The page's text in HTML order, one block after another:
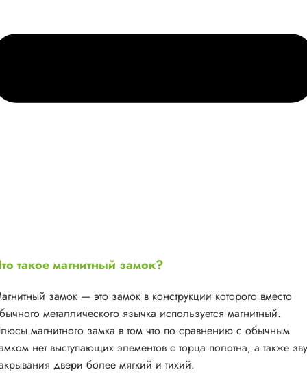
такое магнитный замок?
замок — это замок в конструкции которого вместо
металлического язычка используется магнитный.
магнитного замка в том что по сравнению с обычным
нет выступающих элементов с торца полотна, а также
двери более мягкий и тихий.